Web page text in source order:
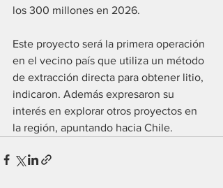
los 300 millones en 2026.
Este proyecto será la primera operación
en el vecino país que utiliza un método
de extracción directa para obtener litio,
indicaron. Además expresaron su
interés en explorar otros proyectos en
la región, apuntando hacia Chile.